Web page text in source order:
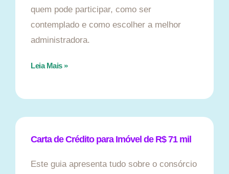
quem pode participar, como ser
contemplado e como escolher a melhor
administradora.
Leia Mais »
Carta de Crédito para Imóvel de R$ 71 mil
Este guia apresenta tudo sobre o consórcio